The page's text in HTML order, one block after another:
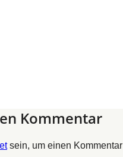
Kommentar
sein, um einen Kommentar